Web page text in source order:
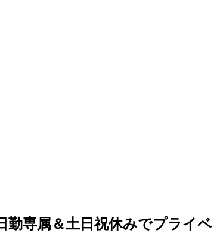
勤専属＆土日祝休みでプライベ